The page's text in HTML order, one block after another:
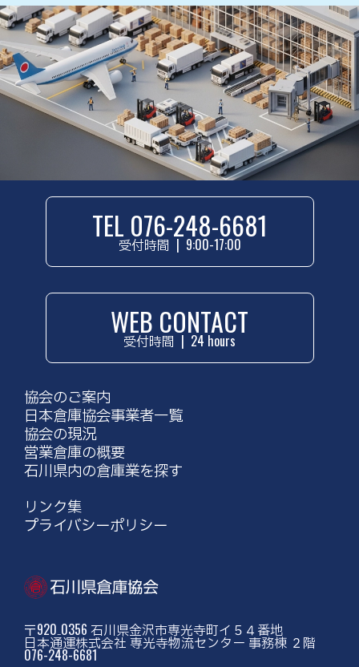
TEL 076-248-6681
受付時間 | 9:00-17:00
WEB CONTACT
受付時間 | 24 hours
協会のご案内
日本倉庫協会事業者一覧
協会の現況
営業倉庫の概要
石川県内の倉庫業を探す
リンク集
プライバシーポリシー
〒920₋0356 石川県金沢市専光寺町イ５４番地
日本通運株式会社 専光寺物流センター 事務棟 ２階
076-248-6681